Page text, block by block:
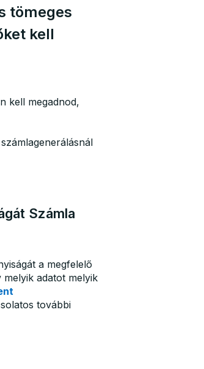
tömeges
kell
kell megadnod,
Számla
a megfelelő
adatot melyik
további